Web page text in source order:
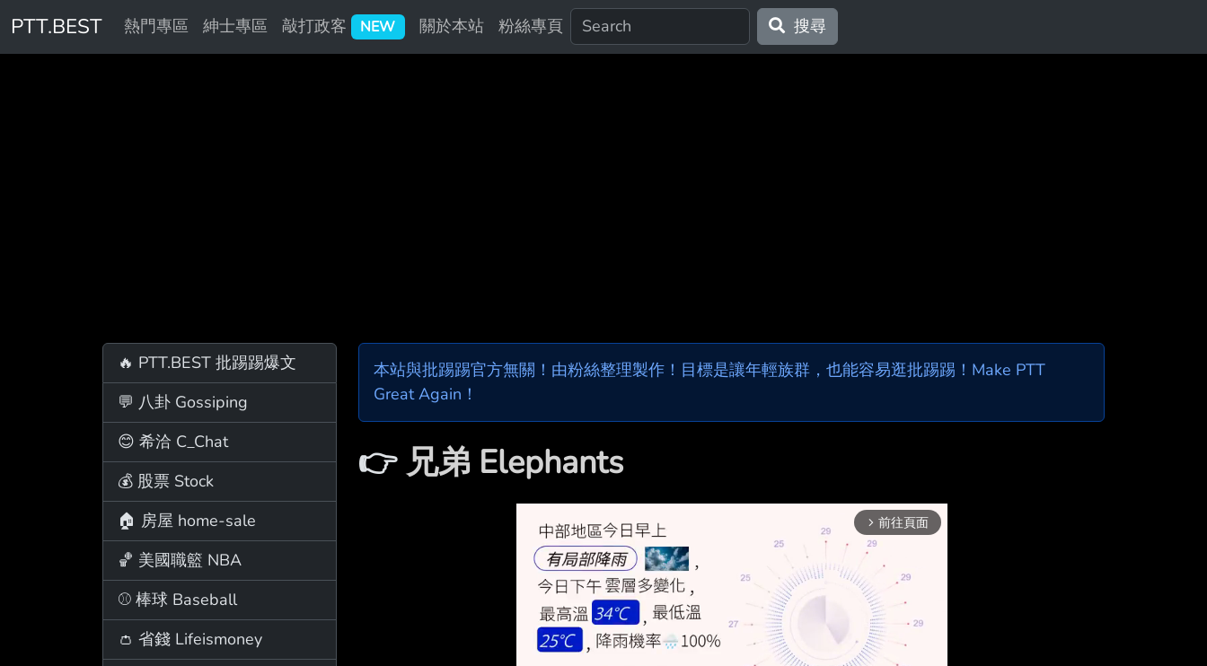
PTT.BEST 熱門專區 紳士專區 敲打政客 NEW 關於本站 粉絲專頁 搜尋
🔥 PTT.BEST 批踢踢爆文
💬 八卦 Gossiping
😊 希洽 C_Chat
💰 股票 Stock
🏠 房屋 home-sale
🏀 美國職籃 NBA
⚾ 棒球 Baseball
👛 省錢 Lifeismoney
本站與批踢踢官方無關！由粉絲整理製作！目標是讓年輕族群，也能容易逛批踢踢！Make PTT
Great Again！
👉兄弟 Elephants
arrow_forward_ios 前往頁面